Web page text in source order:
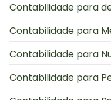
Contabilidade para
Contabilidade para
Contabilidade para
Contabilidade para